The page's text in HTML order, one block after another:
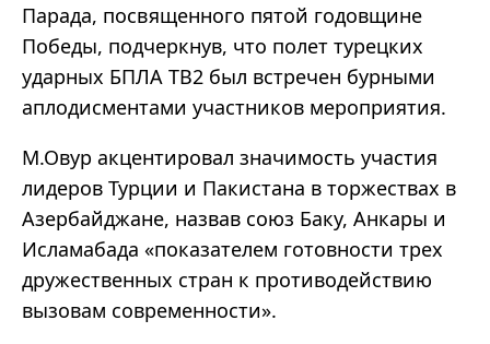
Парада, посвященного пятой годовщине
Победы, подчеркнув, что полет турецких
ударных БПЛА TB2 был встречен бурными
аплодисментами участников мероприятия.
М.Овур акцентировал значимость участия
лидеров Турции и Пакистана в торжествах в
Азербайджане, назвав союз Баку, Анкары и
Исламабада «показателем готовности трех
дружественных стран к противодействию
вызовам современности».